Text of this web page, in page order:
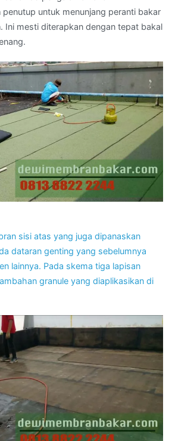
untuk menunjang peranti bakar
Ini mesti diterapkan dengan tepat bakal
sisi atas yang juga dipanaskan
dataran genting yang sebelumnya
lainnya. Pada skema tiga lapisan
granule yang diaplikasikan di